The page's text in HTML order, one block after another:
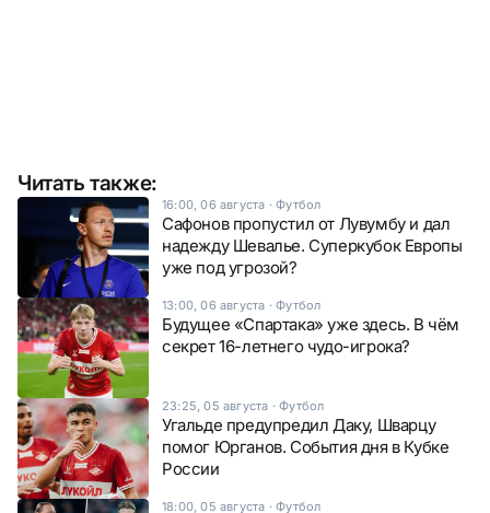
Читать также:
16:00, 06 августа ·Футбол
Сафонов пропустил от Лувумбу и дал
надежду Шевалье. Суперкубок Европы
уже под угрозой?
13:00, 06 августа ·Футбол
Будущее «Спартака» уже здесь. В чём
секрет 16-летнего чудо-игрока?
23:25, 05 августа ·Футбол
Угальде предупредил Даку, Шварцу
помог Юрганов. События дня в Кубке
России
18:00, 05 августа ·Футбол